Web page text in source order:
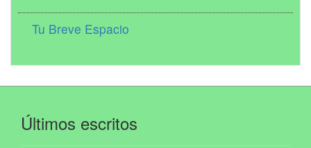
Tu Breve Espacio
Últimos escritos